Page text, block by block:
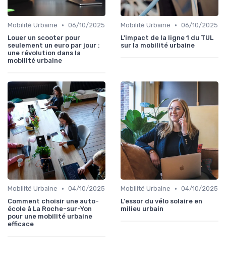
Mobilité Urbaine • 06/10/2025
Louer un scooter pour
seulement un euro par jour :
une révolution dans la
mobilité urbaine
Mobilité Urbaine • 06/10/2025
L'impact de la ligne 1 du TUL
sur la mobilité urbaine
Mobilité Urbaine • 04/10/2025
Comment choisir une auto-
école à La Roche-sur-Yon
pour une mobilité urbaine
efficace
Mobilité Urbaine • 04/10/2025
L'essor du vélo solaire en
milieu urbain